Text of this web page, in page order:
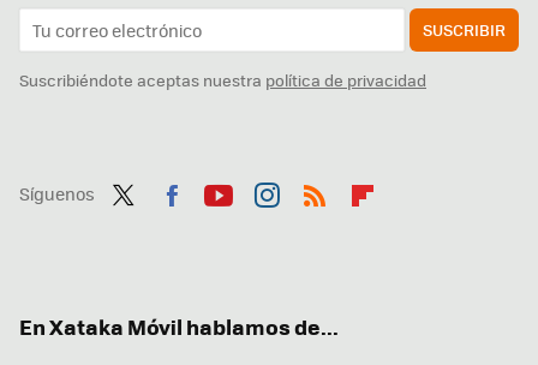
SUSCRIBIR
Suscribiéndote aceptas nuestra política de privacidad
Síguenos
En Xataka Móvil hablamos de...